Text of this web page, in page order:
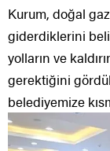
Kurum, doğal
giderdiklerini
yolların ve
gerektiğini
belediyemize